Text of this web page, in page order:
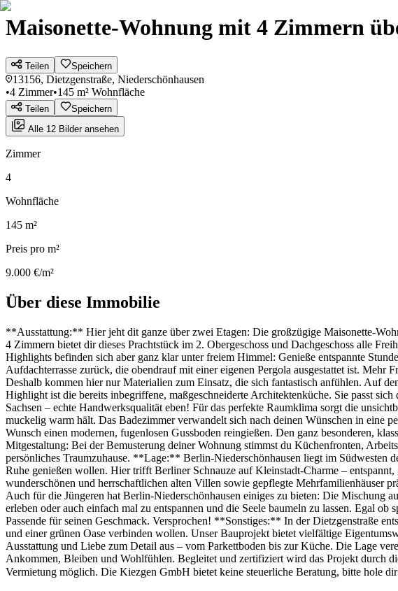
Maisonette-Wohnung mit 4 Zimmern
Teilen Speichern
13156, Dietzgenstraße, Niederschönhausen
•4 Zimmer•145 m² Wohnfläche
Teilen
Speichern
Alle 12 Bilder ansehen
Zimmer
4
Wohnfläche
145 m²
Preis pro m²
9.000 €/m²
Über diese Immobilie
**Ausstattung:** Hier jeht dit ganze über zwei Etagen: Die großzügige Maisonette-
4 Zimmern bietet dir dieses Prachtstück im 2. Obergeschoss und Dachgeschoss alle
Highlights befinden sich aber ganz klar unter freiem Himmel: Genieße entspannte
Aufdachterrasse zurück, die obendrauf mit einer eigenen Pergola ausgestattet ist.
Deshalb kommen hier nur Materialien zum Einsatz, die sich fantastisch anfühlen. Auf
Highlight ist die bereits inbegriffene, maßgeschneiderte Architektenküche. Sie passt
Sachsen – echte Handwerksqualität eben! Für das perfekte Raumklima sorgt die
muckelig warm hält. Das Badezimmer verwandelt sich nach deinen Wünschen in eine
Wunsch einen modernen, fugenlosen Gussboden reingießen. Den ganz besonderen,
Mitgestaltung: Bei der Bemusterung deiner Wohnung stimmst du Küchenfronten,
persönliches Traumzuhause. **Lage:** Berlin-Niederschönhausen liegt im Südwesten
Ruhe genießen wollen. Hier trifft Berliner Schnauze auf Kleinstadt-Charme –
wunderschönen und herrschaftlichen alten Villen sowie gepflegte Mehrfamilienhäuser
Auch für die Jüngeren hat Berlin-Niederschönhausen einiges zu bieten: Die Mischung
erleben oder auch einfach mal zu entspannen und die Seele baumeln zu lassen. Egal
Passende für seinen Geschmack. Versprochen! **Sonstiges:** In der Dietzgenstraße
und einer grünen Oase verbinden wollen. Unser Bauprojekt bietet vielfältige
Ausstattung und Liebe zum Detail aus – vom Parkettboden bis zur Küche. Die Lage
Ankommen, Bleiben und Wohlfühlen. Begleitet und zertifiziert wird das Projekt durch
Vermietung möglich. Die Kiezgen GmbH bietet keine steuerliche Beratung, bitte hole